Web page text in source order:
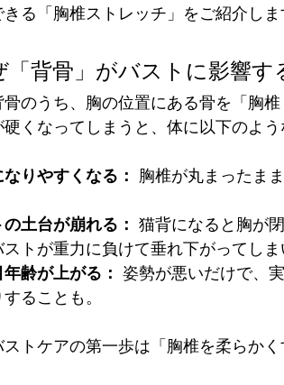
きる「胸椎ストレッチ」をご紹介しま
「背骨」がバストに影響す
のうち、胸の位置にある骨を「胸
くなってしまうと、体に以下のよう
りやすくなる： 胸椎が丸まったま
土台が崩れる： 猫背になると胸が
トが重力に負けて垂れ下がってしま
年齢が上がる： 姿勢が悪いだけで、
ることも。
トケアの第一歩は「胸椎を柔らかく